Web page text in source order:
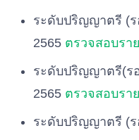
ระดับปริญญาตรี (
2565 ตรวจสอบรา
ระดับปริญญาตรี(ร
2565 ตรวจสอบรา
ระดับปริญญาตรี (